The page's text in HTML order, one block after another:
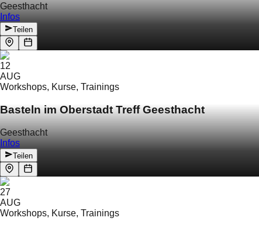
Geesthacht
Infos
Teilen
12
AUG
Workshops, Kurse, Trainings
Basteln im Oberstadt Treff Geesthacht
Geesthacht
Infos
Teilen
27
AUG
Workshops, Kurse, Trainings